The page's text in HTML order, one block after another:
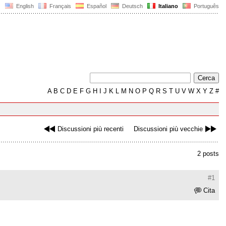
English Français Español Deutsch Italiano Português
AB C D E F G H J K L M N O P Q R S T U V W X Y Z #
Discussioni più recenti Discussioni più vecchie
2 posts
#1
Cita